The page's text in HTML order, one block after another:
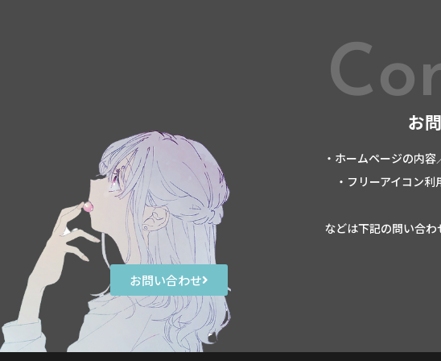
お
・ホームページの内
・フリーアイコン
などは下記の問い合わ
お問い合わせ